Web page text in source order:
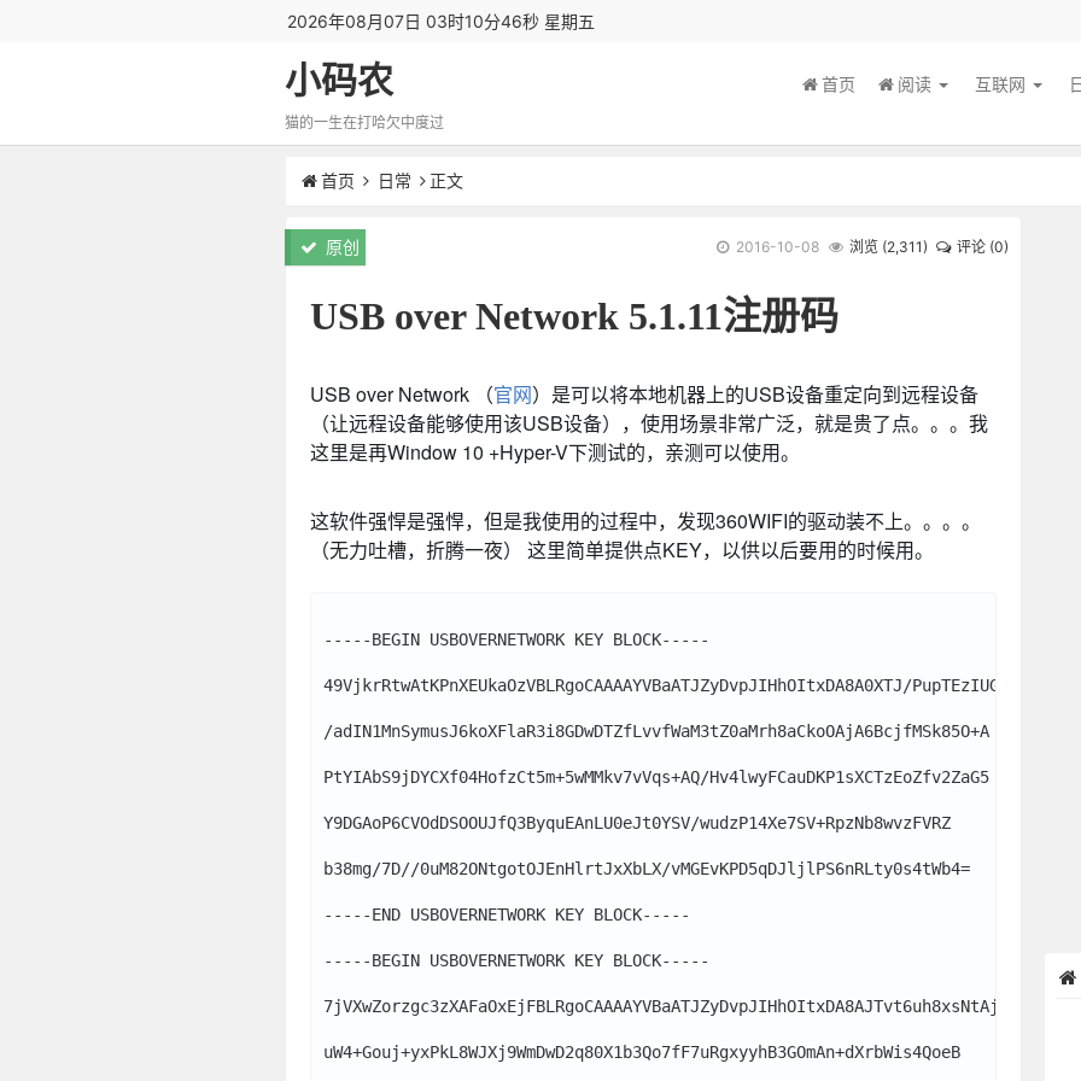
2026年08月07日 03时10分47秒 星期五
小码农
猫的一生在打哈欠中度过
首页 阅读 互联网
首页 日常 正文
原创 2016-10-08 浏览 (2,311) 评论 (0)
USB over Network 5.1.11注册码
USB over Network （官网）是可以将本地机器上的USB设备重定向到远程设备
（让远程设备能够使用该USB设备），使用场景非常广泛，就是贵了点。。。我
这里是再Window 10 +Hyper-V下测试的，亲测可以使用。
这软件强悍是强悍，但是我使用的过程中，发现360WIFI的驱动装不上。。。。
（无力吐槽，折腾一夜） 这里简单提供点KEY，以供以后要用的时候用。
-----BEGIN USBOVERNETWORK KEY BLOCK-----
49VjkrRtwAtKPnXEUkaOzVBLRgoCAAAAYVBaATJZyDvpJIHhOItxDA8A0XTJ/PupTEzIUG
/adIN1MnSymusJ6koXFlaR3i8GDwDTZfLvvfWaM3tZ0aMrh8aCkoOAjA6BcjfMSk85O+A
PtYIAbS9jDYCXf04HofzCt5m+5wMMkv7vVqs+AQ/Hv4lwyFCauDKP1sXCTzEoZfv2ZaG5
Y9DGAoP6CVOdDSOOUJfQ3ByquEAnLU0eJt0YSV/wudzP14Xe7SV+RpzNb8wvzFVRZ
b38mg/7D//0uM82ONtgotOJEnHlrtJxXbLX/vMGEvKPD5qDJljlPS6nRLty0s4tWb4=
-----END USBOVERNETWORK KEY BLOCK-----
-----BEGIN USBOVERNETWORK KEY BLOCK-----
7jVXwZorzgc3zXAFaOxEjFBLRgoCAAAAYVBaATJZyDvpJIHhOItxDA8AJTvt6uh8xsNtAjikZI
uW4+Gouj+yxPkL8WJXj9WmDwD2q80X1b3Qo7fF7uRgxyyhB3GOmAn+dXrbWis4QoeB